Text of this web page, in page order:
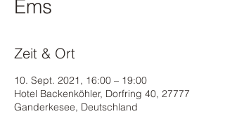
Ems
Zeit & Ort
10. Sept. 2021, 16:00 – 19:00
Hotel Backenköhler, Dorfring 40, 27777
Ganderkesee, Deutschland